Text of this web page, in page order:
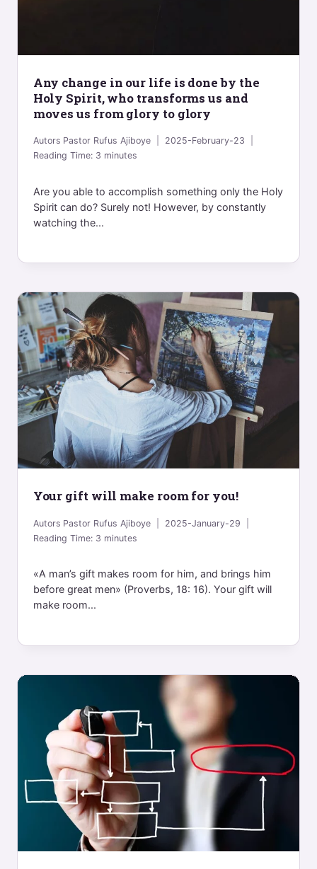
Any change in our life is done by the
Holy Spirit, who transforms us and
moves us from glory to glory
Autors Pastor Rufus Ajiboye
2025-February-23
Reading Time:3 minutes
Are you able to accomplish something only the Holy
Spirit can do? Surely not! However, by constantly
watching the...
Your gift will make room for you!
Autors Pastor Rufus Ajiboye
2025-January-29
Reading Time:3 minutes
«A man’s gift makes room for him, and brings him
before great men» (Proverbs, 18: 16). Your gift will
make room...